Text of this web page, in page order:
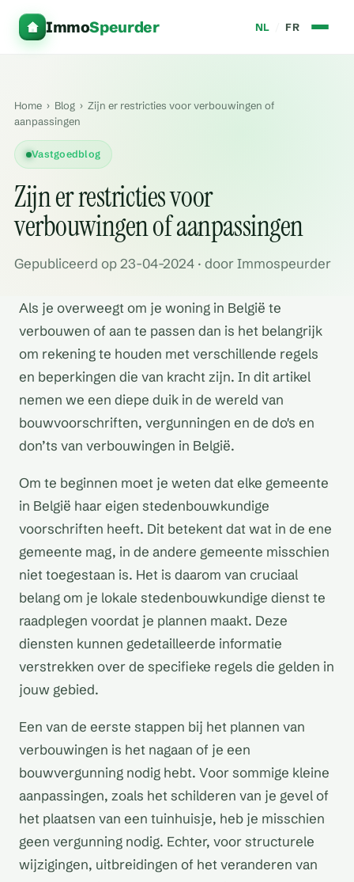
ImmoSpeurder NL FR
Home › Blog › Zijn er restricties voor verbouwingen of
aanpassingen
Vastgoedblog
Zijn er restricties voor
verbouwingen of aanpassingen
Gepubliceerd op 23-04-2024 · door Immospeurder
Als je overweegt om je woning in België te
verbouwen of aan te passen dan is het belangrijk
om rekening te houden met verschillende regels
en beperkingen die van kracht zijn. In dit artikel
nemen we een diepe duik in de wereld van
bouwvoorschriften, vergunningen en de do's en
don’ts van verbouwingen in België.
Om te beginnen moet je weten dat elke gemeente
in België haar eigen stedenbouwkundige
voorschriften heeft. Dit betekent dat wat in de ene
gemeente mag, in de andere gemeente misschien
niet toegestaan is. Het is daarom van cruciaal
belang om je lokale stedenbouwkundige dienst te
raadplegen voordat je plannen maakt. Deze
diensten kunnen gedetailleerde informatie
verstrekken over de specifieke regels die gelden in
jouw gebied.
Een van de eerste stappen bij het plannen van
verbouwingen is het nagaan of je een
bouwvergunning nodig hebt. Voor sommige kleine
aanpassingen, zoals het schilderen van je gevel of
het plaatsen van een tuinhuisje, heb je misschien
geen vergunning nodig. Echter, voor structurele
wijzigingen, uitbreidingen of het veranderen van